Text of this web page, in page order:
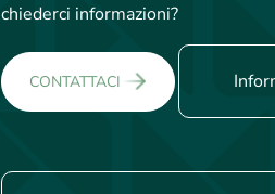
chiederci informazioni?
CONTATTACI